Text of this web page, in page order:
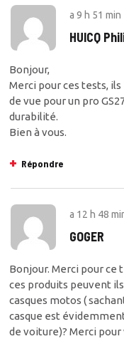
a 9 h 51 min
HUICQ
Bonjour,
Merci pour ces tests,
de vue pour un pro
durabilité.
Bien à vous.
Répondre
a 12 h 48
GOGER
Bonjour. Merci pour ce
ces produits peuvent
casques motos (
casque est
de voiture)? Merci